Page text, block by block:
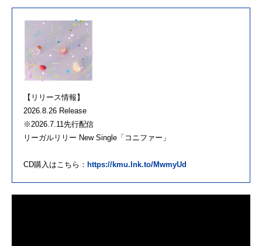
【リリース情報】
2026.8.26 Release
※2026.7.11先行配信
リーガルリリー New Single「コニファー」
CD購入はこちら： https://kmu.lnk.to/MwmyUd